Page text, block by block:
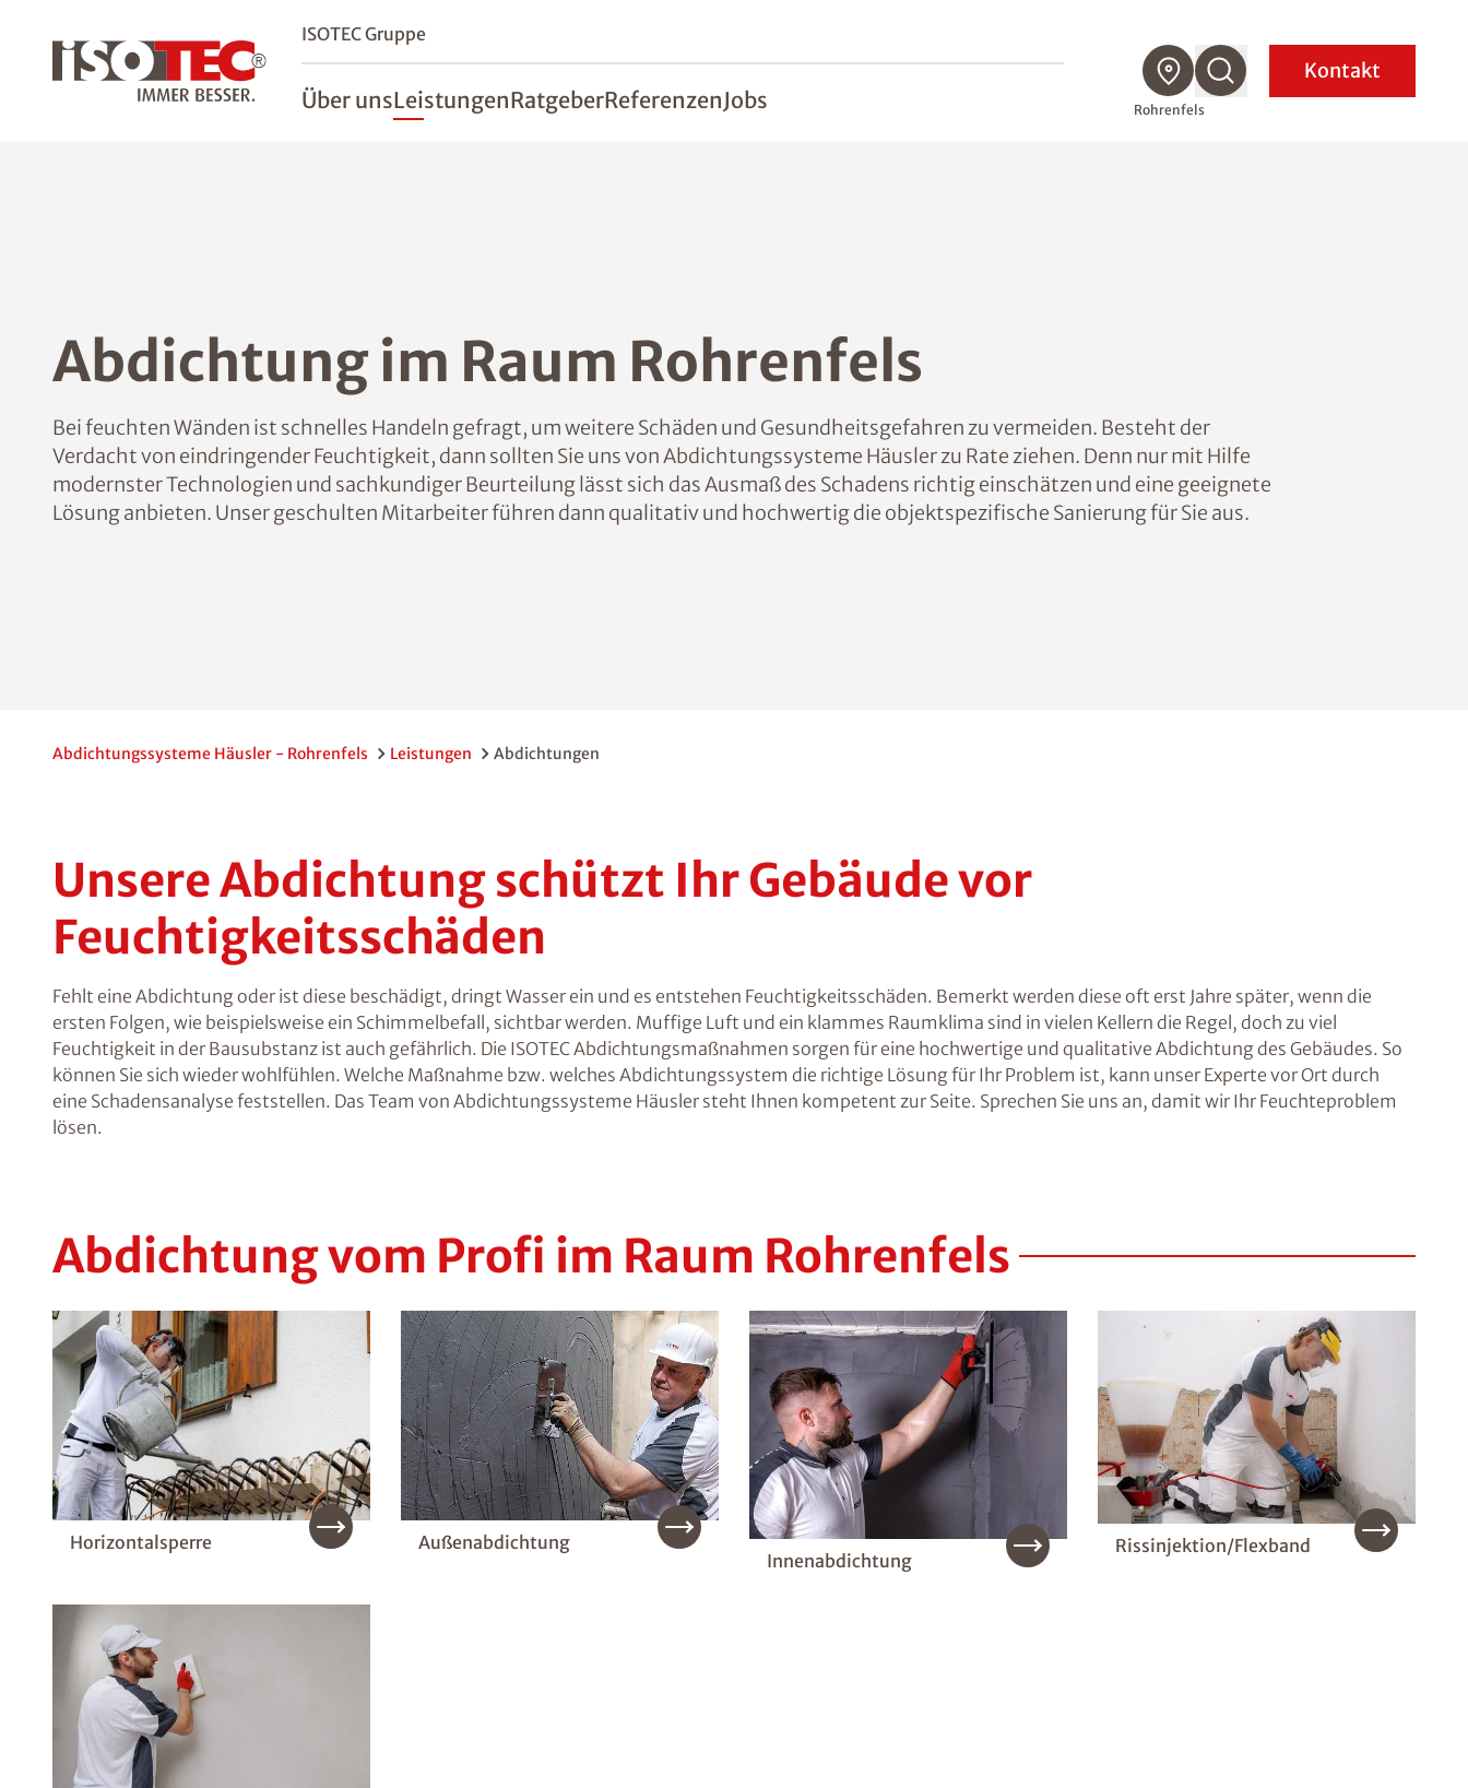
ISOTEC Gruppe
Über unsLeistungenRatgeberReferenzenJobs Rohrenfels
Kontakt
Abdichtung im Raum Rohrenfels
Bei feuchten Wänden ist schnelles Handeln gefragt, um weitere Schäden und Gesundheitsgefahren zu vermeiden. Besteht der
Verdacht von eindringender Feuchtigkeit, dann sollten Sie uns von Abdichtungssysteme Häusler zu Rate ziehen. Denn nur mit Hilfe
modernster Technologien und sachkundiger Beurteilung lässt sich das Ausmaß des Schadens richtig einschätzen und eine geeignete
Lösung anbieten. Unser geschulten Mitarbeiter führen dann qualitativ und hochwertig die objektspezifische Sanierung für Sie aus.
Abdichtungssysteme Häusler - Rohrenfels Leistungen Abdichtungen
Unsere Abdichtung schützt Ihr Gebäude vor
Feuchtigkeitsschäden
Fehlt eine Abdichtung oder ist diese beschädigt, dringt Wasser ein und es entstehen Feuchtigkeitsschäden. Bemerkt werden diese oft erst Jahre später, wenn die
ersten Folgen, wie beispielsweise ein Schimmelbefall, sichtbar werden. Muffige Luft und ein klammes Raumklima sind in vielen Kellern die Regel, doch zu viel
Feuchtigkeit in der Bausubstanz ist auch gefährlich. Die ISOTEC Abdichtungsmaßnahmen sorgen für eine hochwertige und qualitative Abdichtung des Gebäudes. So
können Sie sich wieder wohlfühlen. Welche Maßnahme bzw. welches Abdichtungssystem die richtige Lösung für Ihr Problem ist, kann unser Experte vor Ort durch
eine Schadensanalyse feststellen. Das Team von Abdichtungssysteme Häusler steht Ihnen kompetent zur Seite. Sprechen Sie uns an, damit wir Ihr Feuchteproblem
lösen.
Abdichtung vom Profi im Raum Rohrenfels
Horizontalsperre
Außenabdichtung
Innenabdichtung
Rissinjektion/Flexband